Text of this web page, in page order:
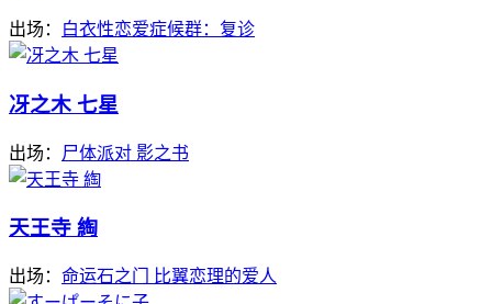
出场： 白衣性恋爱症候群：复诊
冴之木 七星
出场： 尸体派对 影之书
天王寺 綯
出场： 命运石之门 比翼恋理的爱人